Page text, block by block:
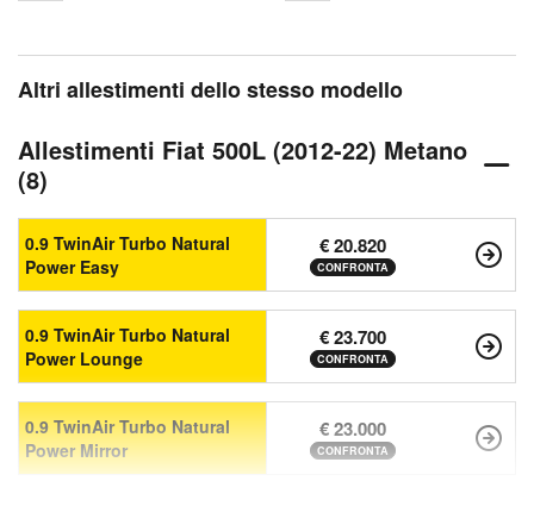
Altri allestimenti dello stesso modello
Allestimenti Fiat 500L (2012-22) Metano
(8)
0.9 TwinAir Turbo Natural
Power Easy
€ 20.820
CONFRONTA
0.9 TwinAir Turbo Natural
Power Lounge
€ 23.700
CONFRONTA
0.9 TwinAir Turbo Natural
Power Mirror
€ 23.000
CONFRONTA